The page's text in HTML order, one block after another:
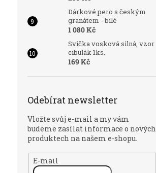
Dárkové pero s českým
granátem - bílé
1 080 Kč
Svíčka vosková silná, vzor
cibulák 1ks.
169 Kč
Odebírat newsletter
Vložte svůj e-mail a my vám
budeme zasílat informace o nových
produktech na našem e-shopu.
E-mail